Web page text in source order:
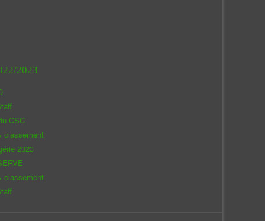
2023
CSC
classement
2023
classement